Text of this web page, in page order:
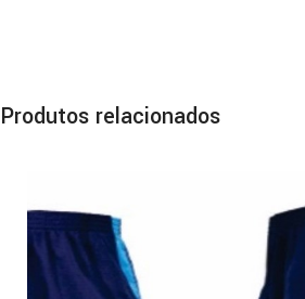
Produtos relacionados